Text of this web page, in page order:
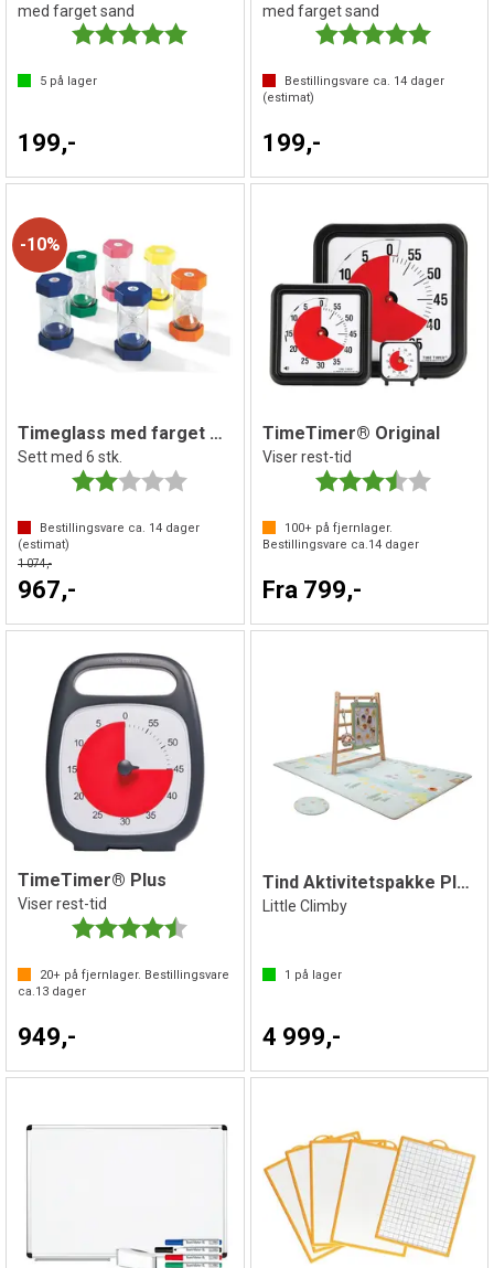
med farget sand
Karakter:
5.0 av 5 mulige
5 på lager
199,-
med farget sand
Karakter:
Bestillingsvare ca. 14dager
(estimat)
199,-
10%
Timeglass med farget sand
Sett med 6 stk.
Karakter:
2.0 av 5 mulige
Bestillingsvare ca. 14 dager
(estimat)
1 074,-
967,-
TimeTimer® Original
Viser rest-tid
Karakter:
100+på fjernlager.
Bestillingsvare ca.14dager
Fra 799,-
TimeTimer® Plus
Viser rest-tid
Karakter:
4.5 av 5 mulige
20+ på fjernlager. Bestillingsvare
ca.13 dager
949,-
Tind Aktivitetspakke Pluss
Little Climby
1 på lager
4 999,-